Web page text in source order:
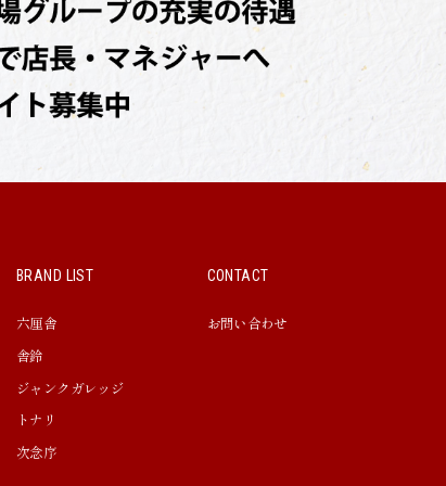
BRAND LIST
六厘舎
舎鈴
ジャンクガレッジ
トナリ
次念序
CONTACT
お問い合わせ